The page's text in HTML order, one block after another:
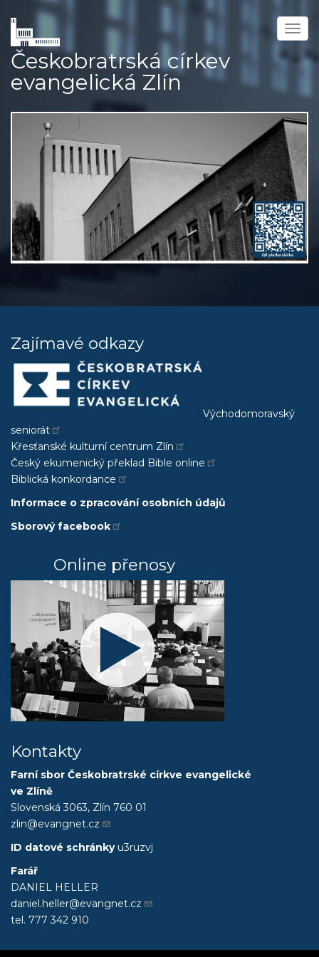
hlavnímu
obsahu
Českobratrská církev
evangelická Zlín
Zajímavé odkazy
Východomoravský
seniorát
Křesťanské kulturní centrum Zlín
Český ekumenický překlad Bible online
Biblická konkordance
Informace o zpracování osobních údajů
Sborový facebook
Online přenosy
Kontakty
Farní sbor Českobratrské církve evangelické
ve Zlíně
Slovenská 3063, Zlín 760 01
zlin@evangnet.cz
ID datové schránkyu3ruzvj
Farář
DANIEL HELLER
daniel.heller@evangnet.cz
tel. 777 342 910